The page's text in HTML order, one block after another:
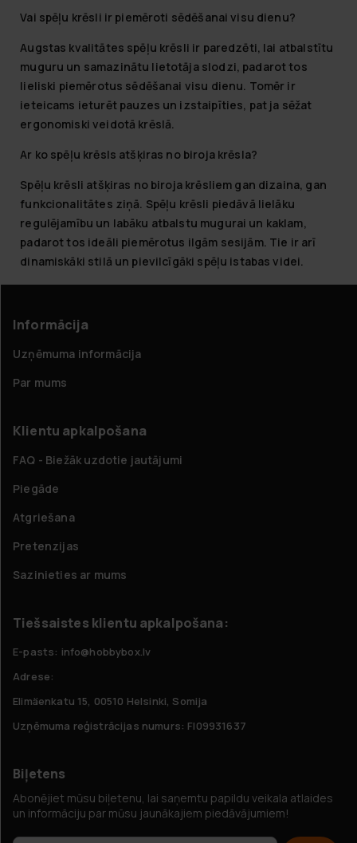
Vai spēļu krēsli ir piemēroti sēdēšanai visu dienu?
Augstas kvalitātes spēļu krēsli ir paredzēti, lai atbalstītu
muguru un samazinātu lietotāja slodzi, padarot tos
lieliski piemērotus sēdēšanai visu dienu. Tomēr ir
ieteicams ieturēt pauzes un izstaipīties, pat ja sēžat
ergonomiski veidotā krēslā.
Ar ko spēļu krēsls atšķiras no biroja krēsla?
Spēļu krēsli atšķiras no biroja krēsliem gan dizaina, gan
funkcionalitātes ziņā. Spēļu krēsli piedāvā lielāku
regulējamību un labāku atbalstu mugurai un kaklam,
padarot tos ideāli piemērotus ilgām sesijām. Tie ir arī
dinamiskāki stilā un pievilcīgāki spēļu istabas videi.
Informācija
Uzņēmuma informācija
Par mums
Klientu apkalpošana
FAQ - Biežāk uzdotie jautājumi
Piegāde
Atgriešana
Pretenzijas
Sazinieties ar mums
Tiešsaistes klientu apkalpošana:
E-pasts: info@hobbybox.lv
Adrese:
Elimäenkatu 15, 00510 Helsinki, Somija
Uzņēmuma reģistrācijas numurs: FI09931637
Biļetens
Abonējiet mūsu biļetenu, lai saņemtu papildu veikala atlaides
un informāciju par mūsu jaunākajiem piedāvājumiem!